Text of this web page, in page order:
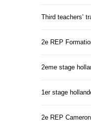
Third teachers’
2e REP
2eme stage
1er stage
2e REP